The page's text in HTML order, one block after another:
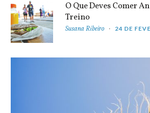
O Que Deves Comer
Treino
Susana Ribeiro 24 DE